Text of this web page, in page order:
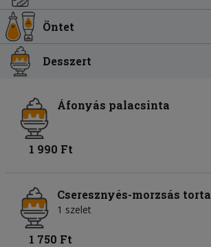
Öntet
Desszert
Áfonyás palacsinta
1 990 Ft
Cseresznyés-morzsás torta
1 szelet
1 750 Ft